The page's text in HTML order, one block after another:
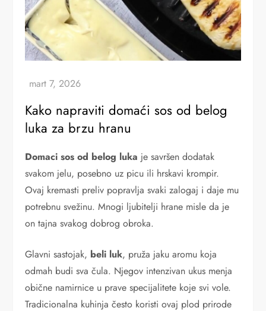
Kako napraviti domaći sos od belog
luka za brzu hranu
Domaci sos od belog luka je savršen dodatak
svakom jelu, posebno uz picu ili hrskavi krompir.
Ovaj kremasti preliv popravlja svaki zalogaj i daje mu
potrebnu svežinu. Mnogi ljubitelji hrane misle da je
on tajna svakog dobrog obroka.
Glavni sastojak, beli luk, pruža jaku aromu koja
odmah budi sva čula. Njegov intenzivan ukus menja
obične namirnice u prave specijalitete koje svi vole.
Tradicionalna kuhinja često koristi ovaj plod prirode